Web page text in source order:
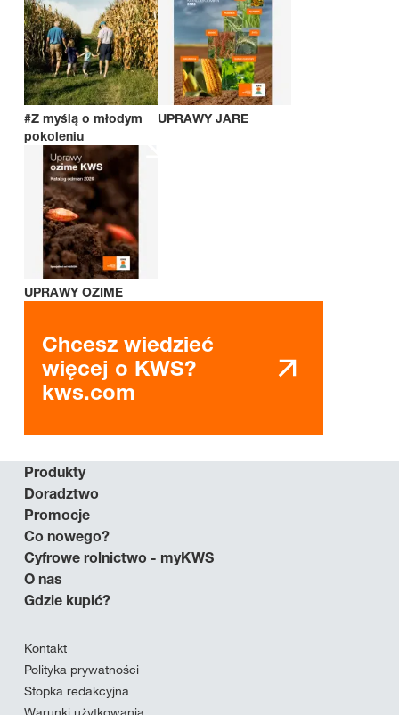
#Z myślą o młodym
pokoleniu
UPRAWY JARE
UPRAWY OZIME
Chcesz wiedzieć
więcej o KWS?
kws.com
Produkty
Doradztwo
Promocje
Co nowego?
Cyfrowe rolnictwo - myKWS
O nas
Gdzie kupić?
Kontakt
Polityka prywatności
Stopka redakcyjna